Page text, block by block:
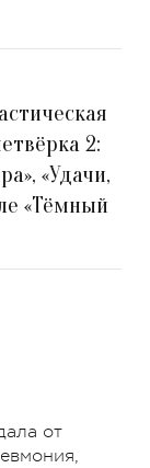
2:
«Удачи,
«Тёмный
от